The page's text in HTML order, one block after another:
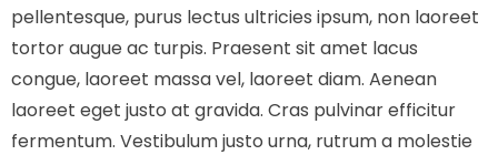
pellentesque, purus lectus ultricies ipsum, non laoreet
tortor augue ac turpis. Praesent sit amet lacus
congue, laoreet massa vel, laoreet diam. Aenean
laoreet eget justo at gravida. Cras pulvinar efficitur
fermentum. Vestibulum justo urna, rutrum a molestie